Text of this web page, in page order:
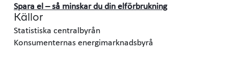
Spara el – så minskar du din elförbrukning
Källor
Statistiska centralbyrån
Konsumenternas energimarknadsbyrå